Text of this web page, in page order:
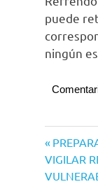
puede
ningún
Gobierno
de
de
Entrada
anterior:
Siguiente
entrada:
VIGILAR